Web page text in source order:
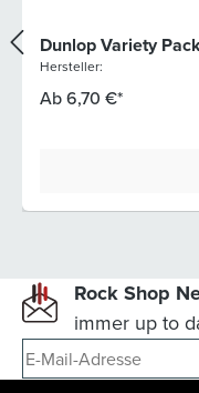
Dunlop Variety
Pack
Hersteller:
Ab6,70 €*
Rock Shop
immer up to